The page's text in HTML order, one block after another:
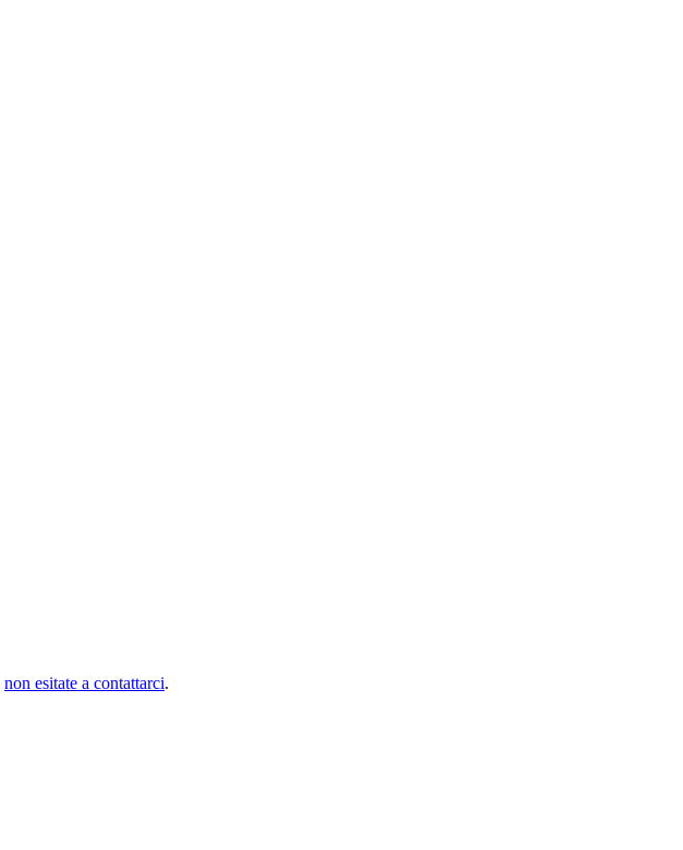
non esitate a contattarci.